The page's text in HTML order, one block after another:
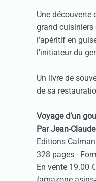
Une découverte
grand cuisiniers
l’apéritif en
l’initiateur du
Un livre de
de sa
Voyage d’un
Par Jean-
Editions
328 pages -
En vente 19.00 €